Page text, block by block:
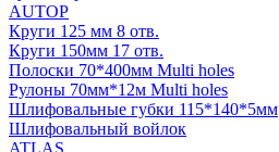
AUTOP
Круги 125 мм 8 отв.
Круги 150мм 17 отв.
Полоски 70*400мм Multi holes
Рулоны 70мм*12м Multi holes
Шлифовальные губки 115*140*5мм
Шлифовальный войлок
ATLAS